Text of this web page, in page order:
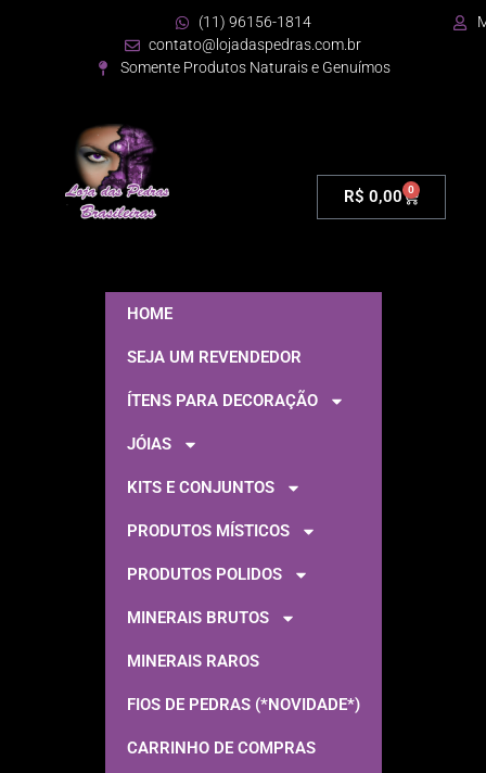
(11) 96156-1814
contato@lojadaspedras.com.br
Somente Produtos Naturais e Genuímos
R$ 0,00 0
HOME
SEJA UM REVENDEDOR
ÍTENS PARA DECORAÇÃO
JÓIAS
KITS E CONJUNTOS
PRODUTOS MÍSTICOS
PRODUTOS POLIDOS
MINERAIS BRUTOS
MINERAIS RAROS
FIOS DE PEDRAS (*NOVIDADE*)
CARRINHO DE COMPRAS